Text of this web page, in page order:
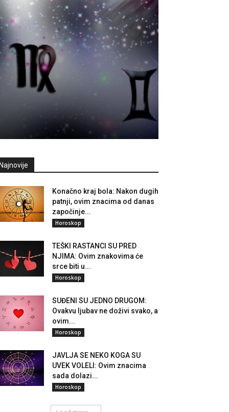
Najnovije
Konačno kraj bola: Nakon dugih
patnji, ovim znacima od danas
započinje...
Horoskop
TEŠKI RASTANCI SU PRED
NJIMA: Ovim znakovima će
srce biti u...
Horoskop
SUĐENI SU JEDNO DRUGOM:
Ovakvu ljubav ne doživi svako, a
ovim...
Horoskop
JAVLJA SE NEKO KOGA SU
UVEK VOLELI: Ovim znacima
sada dolazi...
Horoskop